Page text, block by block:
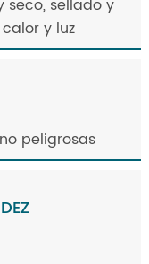
seco, sellado y
y luz
peligrosas